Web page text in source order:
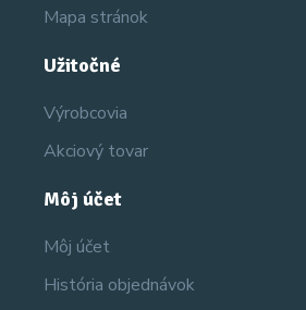
Mapa stránok
Užitočné
Výrobcovia
Akciový tovar
Môj účet
Môj účet
História objednávok